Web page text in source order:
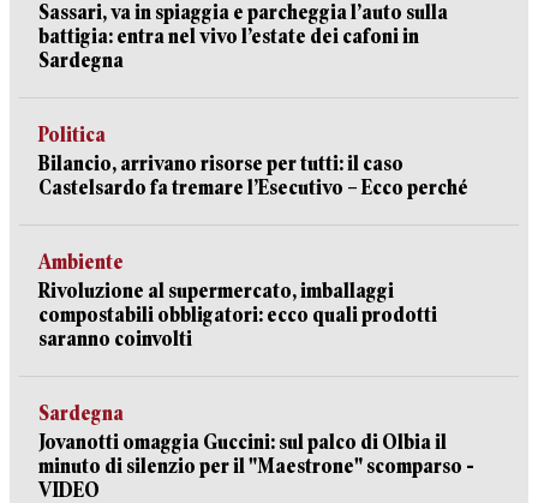
Sassari, va in spiaggia e parcheggia l’auto sulla
battigia: entra nel vivo l’estate dei cafoni in
Sardegna
Politica
Bilancio, arrivano risorse per tutti: il caso
Castelsardo fa tremare l’Esecutivo – Ecco perché
Ambiente
Rivoluzione al supermercato, imballaggi
compostabili obbligatori: ecco quali prodotti
saranno coinvolti
Sardegna
Jovanotti omaggia Guccini: sul palco di Olbia il
minuto di silenzio per il "Maestrone" scomparso -
VIDEO